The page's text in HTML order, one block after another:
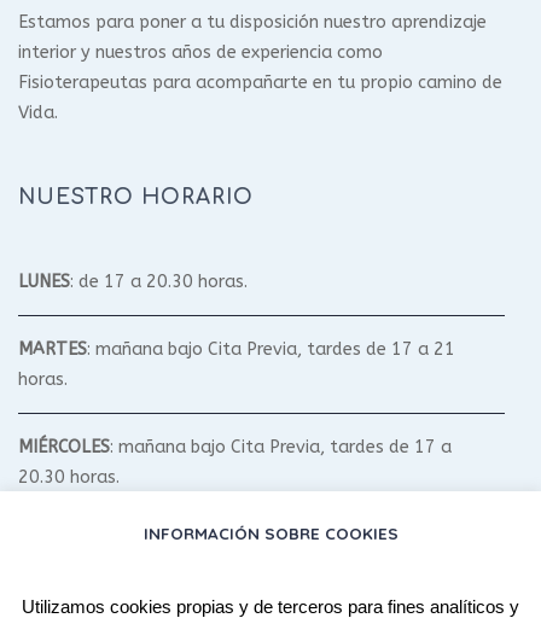
Estamos para poner a tu disposición nuestro aprendizaje
interior y nuestros años de experiencia como
Fisioterapeutas para acompañarte en tu propio camino de
Vida.
NUESTRO HORARIO
LUNES: de 17 a 20.30 horas.
MARTES: mañana bajo Cita Previa, tardes de 17 a 21
horas.
MIÉRCOLES: mañana bajo Cita Previa, tardes de 17 a
20.30 horas.
: mañana bajo Cita Previa, tardes de 17 a 20.30
INFORMACIÓN SOBRE COOKIES
Utilizamos cookies propias y de terceros para fines analíticos y